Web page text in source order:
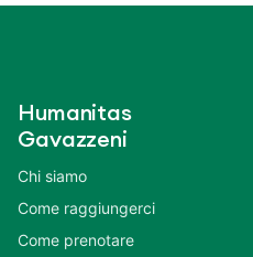
Humanitas
Gavazzeni
Chi siamo
Come raggiungerci
Come prenotare